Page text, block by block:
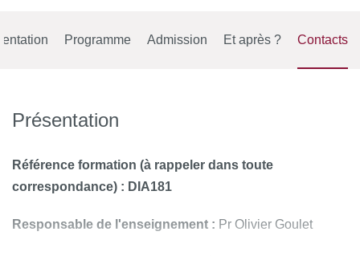
Programme Admission Et après ? Contacts
Présentation
Référence formation (à rappeler dans toute
correspondance) : DIA181
Responsable de l'enseignement : Pr Olivier Goulet